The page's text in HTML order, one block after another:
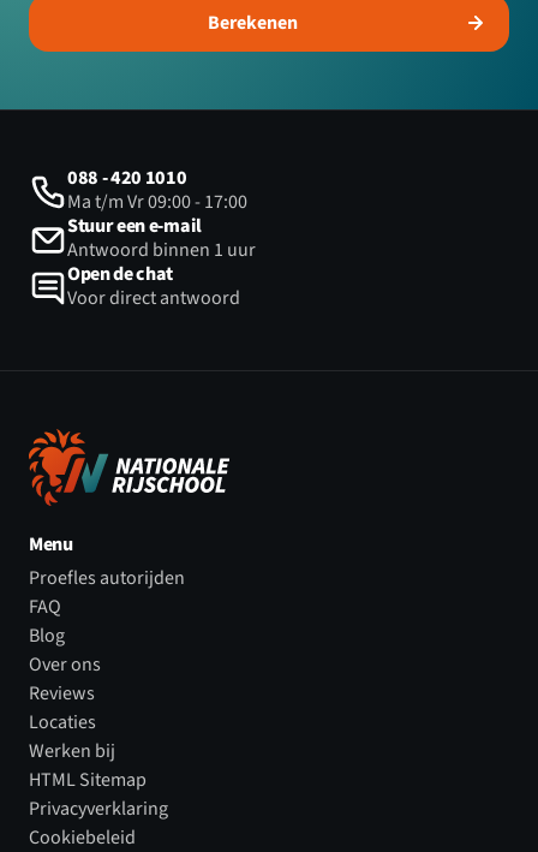
Berekenen
088 - 420 1010
Ma t/m Vr 09:00 - 17:00
Stuur een e-mail
Antwoord binnen 1 uur
Open de chat
Voor direct antwoord
Menu
Proefles autorijden
FAQ
Blog
Over ons
Reviews
Locaties
Werken bij
HTML Sitemap
Privacyverklaring
Cookiebeleid